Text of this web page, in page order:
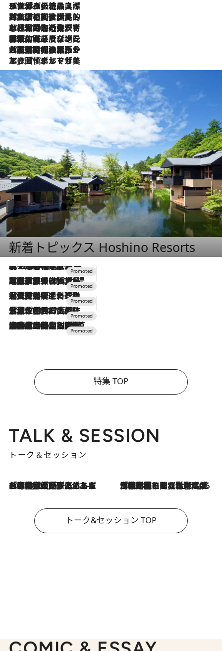
2026.8.8
リスボンの絶品スイーツ「パステル・デ・ナタ」とは？ポルトガル伝統の奥深い世界へ
2026.7.27
「私の祖国はポルトガル語です」国民的詩人フェルナンド・ペソアと、彼が愛した文学の街を歩く
2026.7.26
ポルトガル近海が育む極上の海の幸。キリリと冷えた白ワインと愉しむ、シーフード専門店の贅沢
2026.7.22
伝統の味をモダンに昇華。高感度な地元客が集う、リスボンの最旬ガストロノミー
2026.7.21
大航海時代の栄華から、震災、独裁、そして革命へ。ポルトガル・首都リスボンの石畳に刻まれた「歴史の光と影」
2026.7.13
エッセイ・ヤマザキマリ「慎ましくも美しき国 ポルトガル」
新着トピックス Hoshino Resorts
2026.8.7
【トンボの足水浴】ヒノキの香りに包まれて涼感マックス！約13℃の湧水かけ流しを避暑地「星野温泉 トンボの湯」で体験
2026.7.31
【ホテル帰省】という選択肢をOMOが提案。家族とほどよい距離を保つには「昼は実家、夜は気兼ねなくホテルで！」
2026.7.24
【夏限定ディナーコース】旬を迎える稚鮎や花ズッキーニなどをイタリア・トスカーナの郷土料理の手法で満喫！
2026.7.17
「土佐和ハーブかき氷」がOMO7高知に登場！生姜、山椒、大葉など目にも舌にも涼を呼ぶ郷土の味
2026.7.10
NEW OPEN！【界 草津】名湯の地に誕生。趣の異なる2種の温泉と上州ならではの会席・蕎麦割烹など美食を味わう究極の癒やし旅
特集 TOP
TALK & SESSION
トーク＆セッション
2026.8.3
「今後値上げがあるとすれば…」「リスクがあるのは今年の冬」エネルギー専門家が語る、ホルムズ海峡封鎖が家庭にもたらす“ある心配” 2026.8.3
「住宅建てられない…」「サーチャージ料の高値が続いている」ホルムズ海峡封鎖による影響はいつまで続く？《エネルギー専門家に聞く“どうなる日本の暮らし”》
トーク&セッション TOP